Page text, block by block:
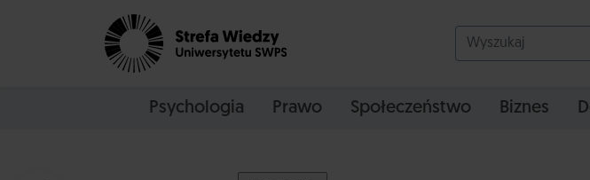
Psychologia Prawo Społeczeństwo Biznes